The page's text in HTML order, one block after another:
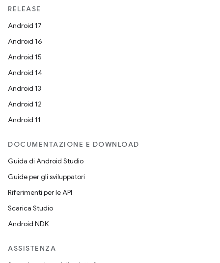
RELEASE
Android 17
Android 16
Android 15
Android 14
Android 13
Android 12
Android 11
DOCUMENTAZIONE E DOWNLOAD
Guida di Android Studio
Guide per gli sviluppatori
Riferimenti per le API
Scarica Studio
Android NDK
ASSISTENZA